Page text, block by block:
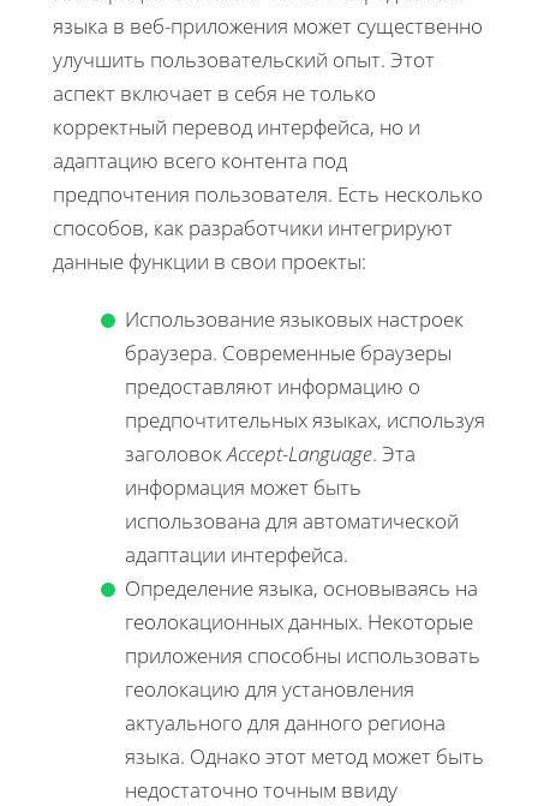
языка в веб-приложения может существенно
улучшить пользовательский опыт. Этот
аспект включает в себя не только
корректный перевод интерфейса, но и
адаптацию всего контента под
предпочтения пользователя. Есть несколько
способов, как разработчики интегрируют
данные функции в свои проекты:
Использование языковых настроек
браузера. Современные браузеры
предоставляют информацию о
предпочтительных языках, используя
заголовокAccept-Language. Эта
информация может быть
использована для автоматической
адаптации интерфейса.
Определение языка, основываясь на
геолокационных данных. Некоторые
приложения способны использовать
геолокацию для установления
актуального для данного региона
языка. Однако этот метод может быть
недостаточно точным ввиду